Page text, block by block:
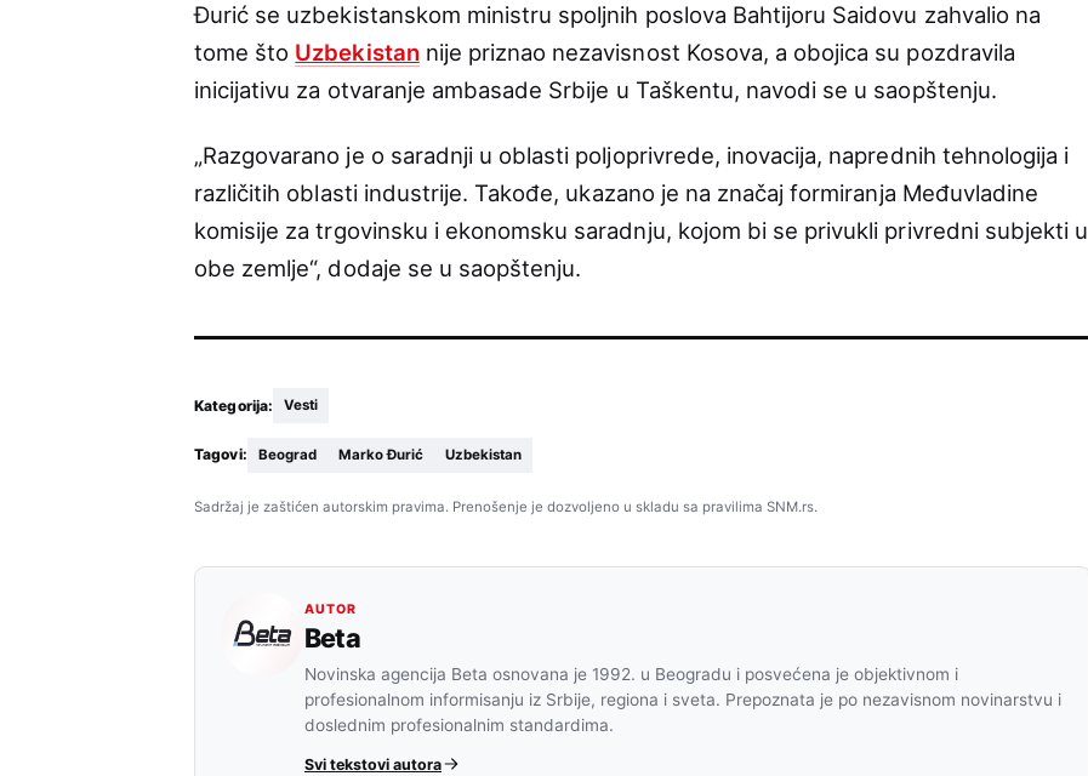
Đurić se uzbekistanskom ministru spoljnih poslova Bahtijoru Saidovu zahvalio na
tome što Uzbekistannije priznao nezavisnost Kosova, a obojica su pozdravila
inicijativu za otvaranje ambasade Srbije u Taškentu, navodi se u saopštenju.
„Razgovarano je o saradnji u oblasti poljoprivrede, inovacija, naprednih tehnologija i
različitih oblasti industrije. Takođe, ukazano je na značaj formiranja Međuvladine
komisije za trgovinsku i ekonomsku saradnju, kojom bi se privukli privredni subjekti u
obe zemlje“, dodaje se u saopštenju.
Kategorija: Vesti
Tagovi: Beograd Marko Đurić Uzbekistan
Sadržaj je zaštićen autorskim pravima. Prenošenje je dozvoljeno u skladu sa pravilima SNM.rs.
AUTOR
Beta
Novinska agencija Beta osnovana je 1992. u Beogradu i posvećena je objektivnom i
profesionalnom informisanju iz Srbije, regiona i sveta. Prepoznata je po nezavisnom novinarstvu i
doslednim profesionalnim standardima.
Svi tekstovi autora